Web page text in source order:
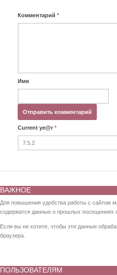
Комментарий *
Имя
Current ye@r *
ВАЖНОЕ
Для повышения удобства работы с сайтом
содержатся данные о прошлых посещениях
Если вы не хотите, чтобы эти данные
браузера.
ПОЛЬЗОВАТЕЛЯМ